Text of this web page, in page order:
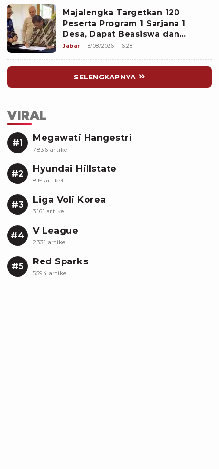
Majalengka Targetkan 120
Peserta Program 1 Sarjana 1
Desa, Dapat Beasiswa dan
Kesempatan Magang di Jepang
Jabar 8/08/2026 - 16:28
SELENGKAPNYA
VIRAL
#1 Megawati Hangestri
7836 artikel
#2 Hyundai Hillstate
815 artikel
#3 Liga Voli Korea
3161 artikel
#4 V League
2331 artikel
#5 Red Sparks
5594 artikel